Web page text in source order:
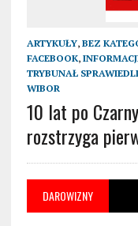
ARTYKUŁY, BEZ
FACEBOOK,
TRYBUNAŁ
WIBOR
10 lat po
rozstrzyga
DAROWIZNY